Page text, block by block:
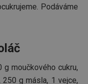
Podáváme
g moučkového cukru,
g másla, 1 vejce,